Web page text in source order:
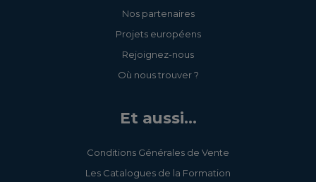
Nos partenaires
Projets européens
Rejoignez-nous
Où nous trouver ?
Et aussi...
Conditions Générales de Vente
Les Catalogues de la Formation